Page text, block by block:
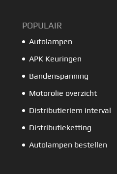
POPULAIR
Autolampen
APK Keuringen
Bandenspanning
Motorolie overzicht
Distributieriem interval
Distributieketting
Autolampen bestellen